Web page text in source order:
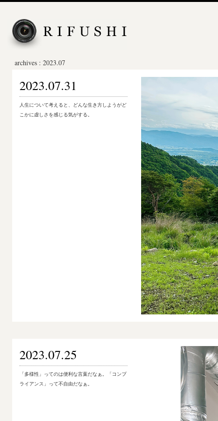
archives : 2023.07
2023.07.31
人生について考えると、どんな生き方しようがど
こかに虚しさを感じる気がする。
2023.07.25
「多様性」ってのは便利な言葉だなぁ。「コンプ
ライアンス」って不自由だなぁ。